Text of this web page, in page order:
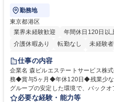
勤務地
東京都港区
業界未経験歓迎
年間休日120日以
介護休暇あり
転勤なし 未経験
経験者歓迎
完全週休2日制
交通費支給 長期
仕事の内容
企業名 森ビルエステートサービス株式会社 求人名 【森ビルG
務◆賞与5ヶ月◆年休120日◆残業少なめ◆リモー
グループの安定した環境で、バック
をお任せします。 労務と総務の業務
必要な経験・能力等